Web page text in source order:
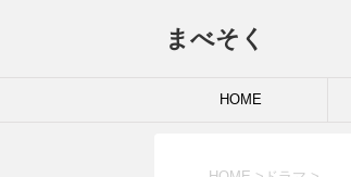
まべそく
HOME